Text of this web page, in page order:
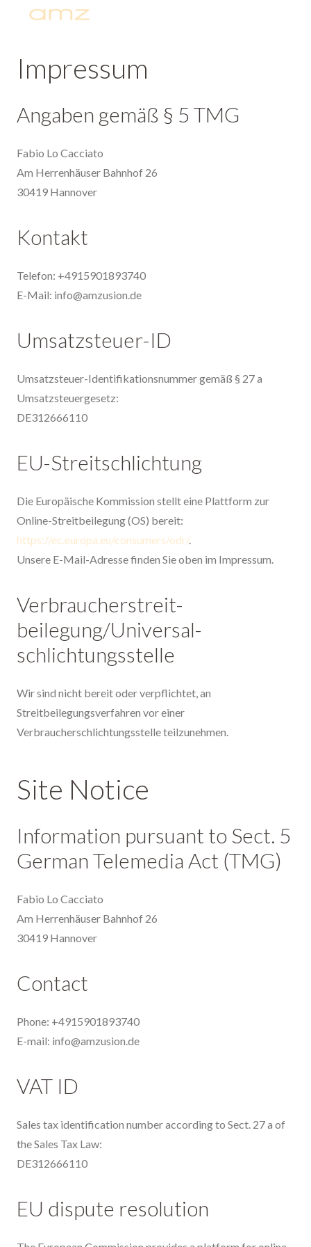
Impressum
Angaben gemäß § 5 TMG
Fabio Lo Cacciato
Am Herrenhäuser Bahnhof 26
30419 Hannover
Kontakt
Telefon: +4915901893740
E-Mail: info@amzusion.de
Umsatzsteuer-ID
Umsatzsteuer-Identifikationsnummer gemäß § 27 a
Umsatzsteuergesetz:
DE312666110
EU-Streitschlichtung
Die Europäische Kommission stellt eine Plattform zur
Online-Streitbeilegung (OS) bereit:
https://ec.europa.eu/consumers/odr/.
Unsere E-Mail-Adresse finden Sie oben im Impressum.
Verbraucher­streit­
beilegung/Universal­
schlichtungs­stelle
Wir sind nicht bereit oder verpflichtet, an
Streitbeilegungsverfahren vor einer
Verbraucherschlichtungsstelle teilzunehmen.
Site Notice
Information pursuant to Sect. 5
German Telemedia Act (TMG)
Fabio Lo Cacciato
Am Herrenhäuser Bahnhof 26
30419 Hannover
Contact
Phone: +4915901893740
E-mail: info@amzusion.de
VAT ID
Sales tax identification number according to Sect. 27 a of
the Sales Tax Law:
DE312666110
EU dispute resolution